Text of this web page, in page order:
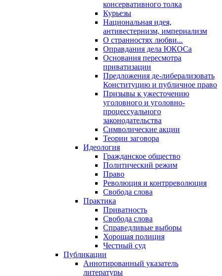
консервативного толка
Курьезы
Национальная идея,
антивестернизм, империализм
О странностях любви...
Оправдания дела ЮКОСа
Основания пересмотра
приватизации
Предложения де-либерализовать
Конституцию и публичное право
Призывы к ужесточению
уголовного и уголовно-
процессуального
законодательства
Символические акции
Теории заговора
Идеология
Гражданское общество
Политический режим
Право
Революция и контрреволюция
Свобода слова
Практика
Приватность
Свобода слова
Справедливые выборы
Хорошая полиция
Честный суд
Публикации
Аннотированный указатель
литературы